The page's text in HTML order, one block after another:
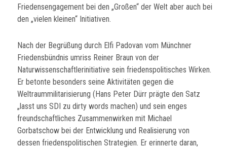
Friedensengagement bei den „Großen“ der Welt aber auch bei
den „vielen kleinen“ Initiativen.
Nach der Begrüßung durch Elfi Padovan vom Münchner
Friedensbündnis umriss Reiner Braun von der
Naturwissenschaftlerinitiative sein friedenspolitisches Wirken.
Er betonte besonders seine Aktivitäten gegen die
Weltraummilitarisierung (Hans Peter Dürr prägte den Satz
„lasst uns SDI zu dirty words machen) und sein enges
freundschaftliches Zusammenwirken mit Michael
Gorbatschow bei der Entwicklung und Realisierung von
dessen friedenspolitischen Strategien. Er erinnerte daran,